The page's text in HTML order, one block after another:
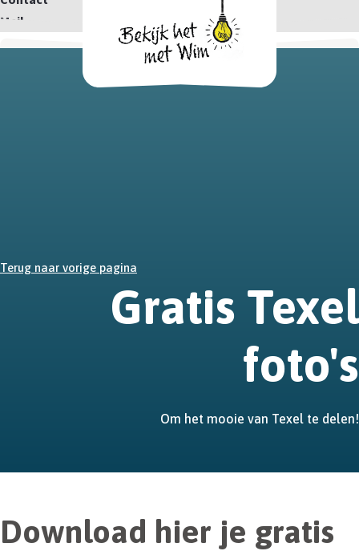
Mail
Terug naar vorige pagina
Gratis Texel
foto's
Om het mooie van Texel te delen!
Download hier je gratis